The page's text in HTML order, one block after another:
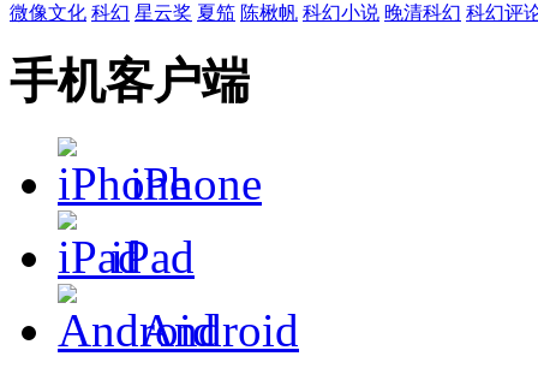
微像文化 科幻 星云奖 夏笳 陈楸帆 科幻小说 晚清科幻 科幻评
手机客户端
iPhone
iPad
Android